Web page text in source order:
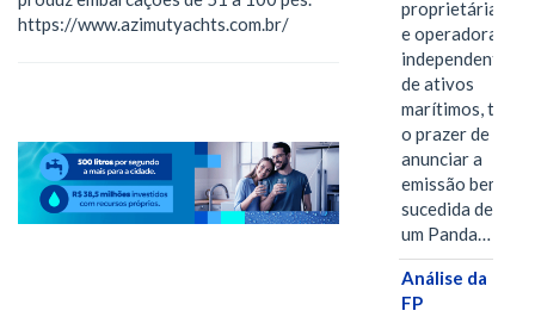
https://www.azimutyachts.com.br/
proprietárias
e operadoras
independentes
de ativos
marítimos, tem
o prazer de
anunciar a
emissão bem-
sucedida de
um Panda…
Análise da
FP